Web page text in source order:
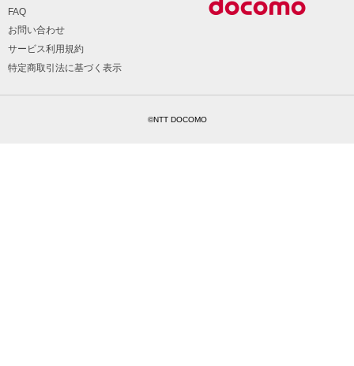
FAQ
お問い合わせ
サービス利用規約
特定商取引法に基づく表示
©NTT DOCOMO